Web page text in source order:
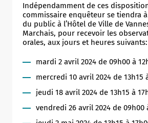
Indépendamment de ces
commissaire enquêteur se tiendra
du public à l’Hôtel de Ville de
Marchais, pour recevoir les
orales, aux jours et heures suivants:
mardi 2 avril 2024 de 09h00 à
mercredi 10 avril 2024 de 13h15
jeudi 18 avril 2024 de 13h15 à
vendredi 26 avril 2024 de 09h00